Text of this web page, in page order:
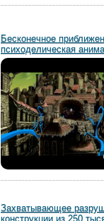
Бесконечное
психоделическая
Захватывающее
конструкции из 250